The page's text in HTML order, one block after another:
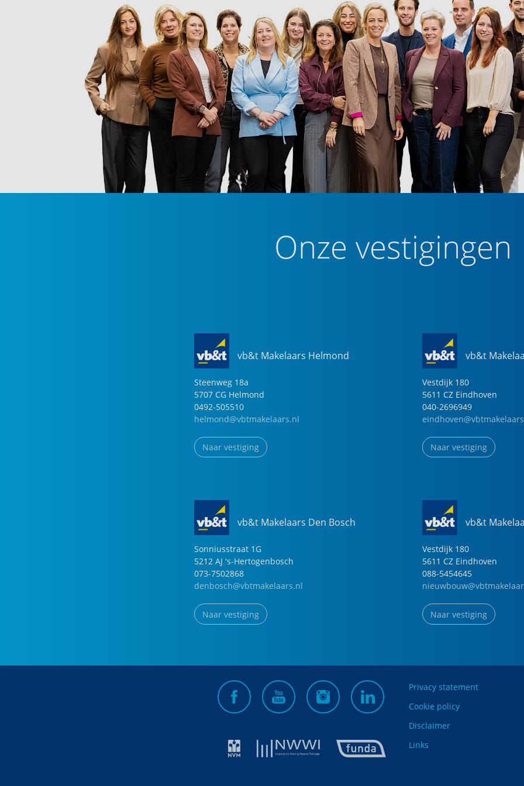
Badkamer en toilet
De badkamer is recent volledig vernieuwd en voorzien van een douche en wastafel. Het toilet is
separaat en ook helemaal vernieuwd, bereikbaar via de hal en beschikt over een closet en fonteintje.
De ligging van dit appartement is bijzonder gunstig en veelzijdig. U woont hier in het stadsdeel
Woensel, een groene en levendige omgeving met een uitstekende mix van voorzieningen en rust. Op
korte afstand bevindt zich het bruisende centrum van Eindhoven, waar u terecht kunt voor een breed
aanbod aan winkels, restaurants, cafés en culturele voorzieningen.
Voor de dagelijkse boodschappen kunt u terecht bij de Woenselse Markt en diverse supermarkten in
de directe omgeving. Ook Winkelcentrum WoensXL ligt op korte afstand en biedt een uitgebreid
winkelaanbod. Daarnaast zijn scholen, sportfaciliteiten en zorgvoorzieningen ruim vertegenwoordigd
Onze vestigingen
vb&t Makelaars Helmond
Steenweg 18a
5707 CG Helmond
0492-505510
helmond@vbtmakelaars.nl
Naar vestiging
vb&t
Vestdijk 180
5611 CZ Eindhoven
040-2696949
Naar vestiging
vb&t Makelaars Den Bosch
Sonniusstraat 1G
5212 AJ 's-Hertogenbosch
073-7502868
denbosch@vbtmakelaars.nl
Naar vestiging
vb&t
Vestdijk 180
5611 CZ Eindhoven
088-5454645
Naar vestiging
Privacy statement
Cookie policy
Disclaimer
Links